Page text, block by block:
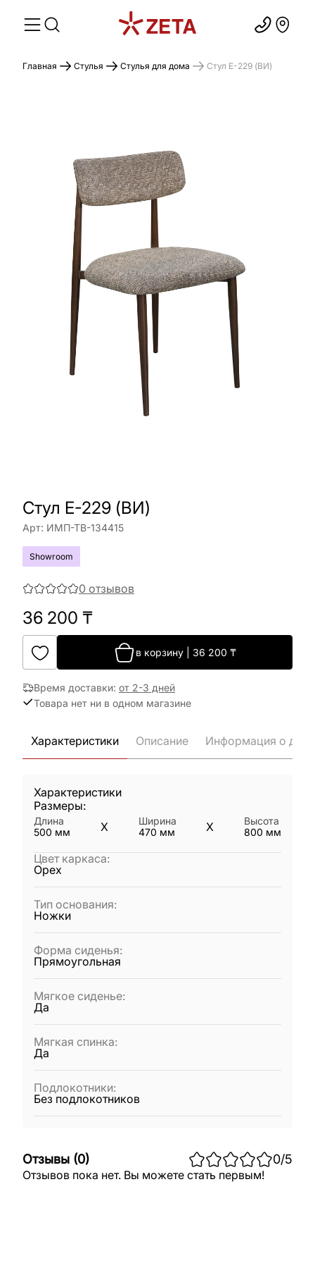
Главная Стулья Стулья для дома Стул E-229 (ВИ)
Стул E-229 (ВИ)
Арт: ИМП-ТВ-134415
Showroom
0 отзывов
36 200 ₸
в корзину 36 200 ₸
Время доставки: от 2-3 дней
Товара нет ни в одном магазине
Характеристики Описание Информация о
Характеристики
Размеры:
Длина
500 мм X
Ширина
470 мм X
Высота
800 мм
Цвет каркаса:
Орех
Тип основания:
Ножки
Форма сиденья:
Прямоугольная
Мягкое сиденье:
Да
Мягкая спинка:
Да
Подлокотники:
Без подлокотников
Отзывы (0) 0/5
Отзывов пока нет. Вы можете стать первым!